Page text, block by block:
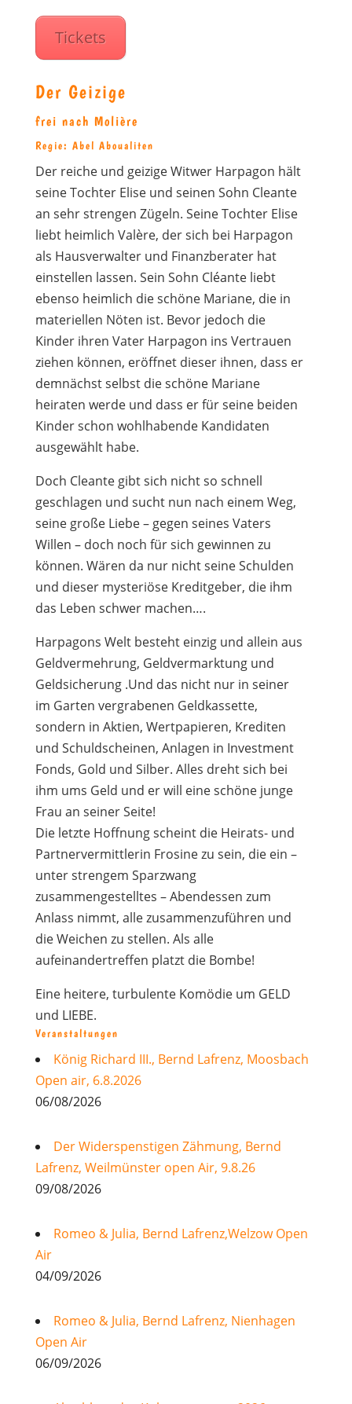
Tickets
Der Geizige
frei nach Molière
Regie: Abel Aboualiten
Der reiche und geizige Witwer Harpagon hält
seine Tochter Elise und seinen Sohn Cleante
an sehr strengen Zügeln. Seine Tochter Elise
liebt heimlich Valère, der sich bei Harpagon
als Hausverwalter und Finanzberater hat
einstellen lassen. Sein Sohn Cléante liebt
ebenso heimlich die schöne Mariane, die in
materiellen Nöten ist. Bevor jedoch die
Kinder ihren Vater Harpagon ins Vertrauen
ziehen können, eröffnet dieser ihnen, dass er
demnächst selbst die schöne Mariane
heiraten werde und dass er für seine beiden
Kinder schon wohlhabende Kandidaten
ausgewählt habe.
Doch Cleante gibt sich nicht so schnell
geschlagen und sucht nun nach einem Weg,
seine große Liebe – gegen seines Vaters
Willen – doch noch für sich gewinnen zu
können. Wären da nur nicht seine Schulden
und dieser mysteriöse Kreditgeber, die ihm
das Leben schwer machen….
Harpagons Welt besteht einzig und allein aus
Geldvermehrung, Geldvermarktung und
Geldsicherung .Und das nicht nur in seiner
im Garten vergrabenen Geldkassette,
sondern in Aktien, Wertpapieren, Krediten
und Schuldscheinen, Anlagen in Investment
Fonds, Gold und Silber. Alles dreht sich bei
ihm ums Geld und er will eine schöne junge
Frau an seiner Seite!
Die letzte Hoffnung scheint die Heirats- und
Partnervermittlerin Frosine zu sein, die ein –
unter strengem Sparzwang
zusammengestelltes – Abendessen zum
Anlass nimmt, alle zusammenzuführen und
die Weichen zu stellen. Als alle
aufeinandertreffen platzt die Bombe!
Eine heitere, turbulente Komödie um GELD
und LIEBE.
Veranstaltungen
König Richard III., Bernd Lafrenz, Moosbach
Open air, 6.8.2026
06/08/2026
Der Widerspenstigen Zähmung, Bernd
Lafrenz, Weilmünster open Air, 9.8.26
09/08/2026
Romeo & Julia, Bernd Lafrenz,Welzow Open
Air
04/09/2026
Romeo & Julia, Bernd Lafrenz, Nienhagen
Open Air
06/09/2026